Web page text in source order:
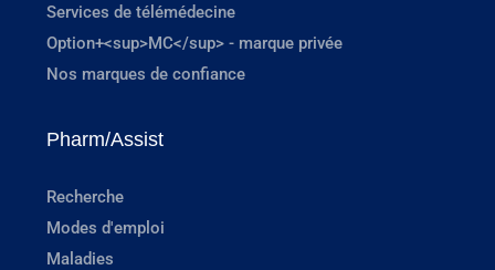
Services de télémédecine
Option+<sup>MC</sup> - marque privée
Nos marques de confiance
Pharm/Assist
Recherche
Modes d'emploi
Maladies